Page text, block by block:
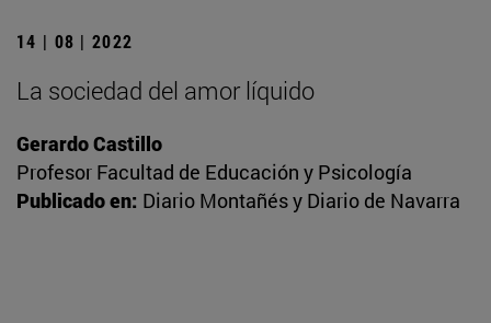
14 | 08 | 2022
La sociedad del amor líquido
Gerardo Castillo
Profesor Facultad de Educación y Psicología
Publicado en: Diario Montañés y Diario de Navarra